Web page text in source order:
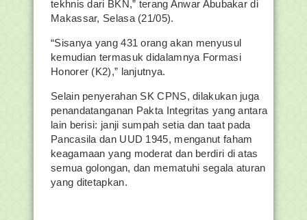
tekhnis dari BKN,” terang Anwar Abubakar di
Makassar, Selasa (21/05).
“Sisanya yang 431 orang akan menyusul
kemudian termasuk didalamnya Formasi
Honorer (K2),” lanjutnya.
Selain penyerahan SK CPNS, dilakukan juga
penandatanganan Pakta Integritas yang antara
lain berisi: janji sumpah setia dan taat pada
Pancasila dan UUD 1945, menganut faham
keagamaan yang moderat dan berdiri di atas
semua golongan, dan mematuhi segala aturan
yang ditetapkan.